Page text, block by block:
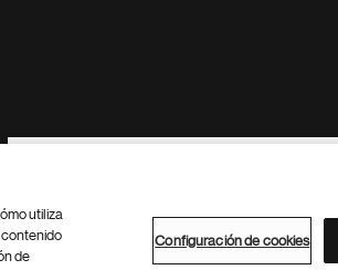
Footer Site Search
utiliza
contenido
de
Configuración de cookies